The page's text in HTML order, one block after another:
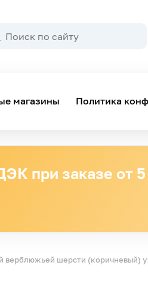
магазины Политика
при заказе от
верблюжьей шерсти (коричневый)